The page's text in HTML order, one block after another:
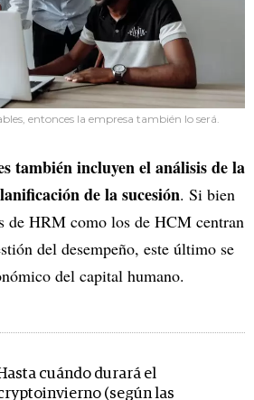
entonces la empresa también lo será.
también incluyen el análisis de la
de la sucesión. Si bien
de HRM como los de HCM centran
del desempeño, este último se
del capital humano.
cuándo durará el
(según las